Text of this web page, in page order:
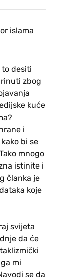
islama
to desiti
zbog
kuće
i
bi se
mnogo
istinite i
članka je
koje
svijeta
da će
mi
se da